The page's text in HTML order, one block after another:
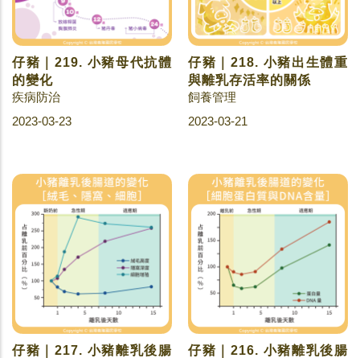
仔豬｜219. 小豬母代抗體
的變化
疾病防治
2023-03-23
仔豬｜218. 小豬出生體重
與離乳存活率的關係
飼養管理
2023-03-21
仔豬｜217. 小豬離乳後腸
仔豬｜216. 小豬離乳後腸